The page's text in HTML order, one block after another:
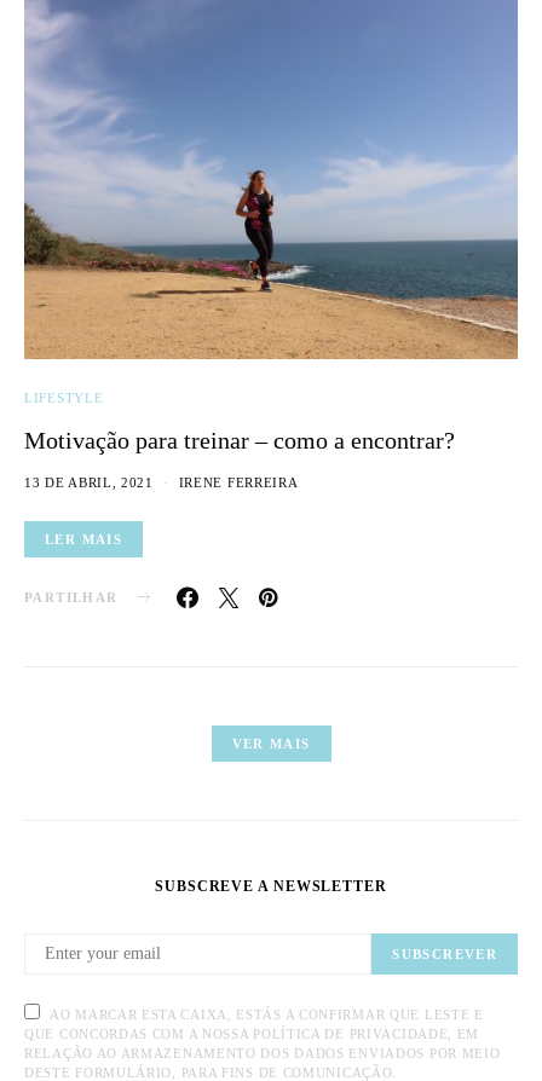
LIFESTYLE
Motivação para treinar – como a encontrar?
13 DE ABRIL, 2021 IRENE FERREIRA
LER MAIS
PARTILHAR
VER MAIS
SUBSCREVE A NEWSLETTER
SUBSCREVER
AO MARCAR ESTA CAIXA, ESTÁS A CONFIRMAR QUE LESTE E
QUE CONCORDAS COM A NOSSA POLÍTICA DE PRIVACIDADE, EM
RELAÇÃO AO ARMAZENAMENTO DOS DADOS ENVIADOS POR MEIO
DESTE FORMULÁRIO, PARA FINS DE COMUNICAÇÃO.